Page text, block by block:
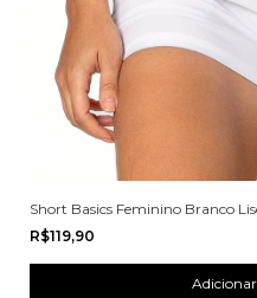
Short Basics Feminino Branco
R$119,90